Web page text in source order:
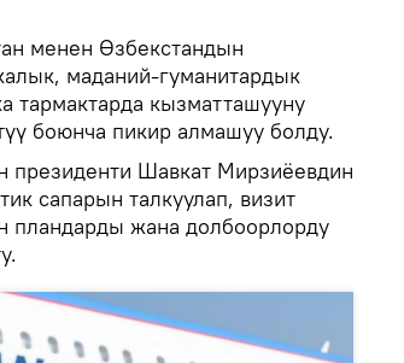
менен Өзбекстандын
маданий-гуманитардык
тармактарда кызматташууну
боюнча пикир алмашуу болду.
президенти Шавкат Мирзиёевдин
сапарын талкуулап, визит
пландарды жана долбоорлорду